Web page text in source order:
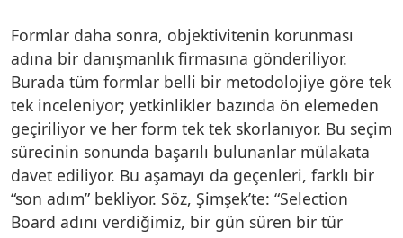
Formlar daha sonra, objektivitenin korunması
adına bir danışmanlık firmasına gönderiliyor.
Burada tüm formlar belli bir metodolojiye göre tek
tek inceleniyor; yetkinlikler bazında ön elemeden
geçiriliyor ve her form tek tek skorlanıyor. Bu seçim
sürecinin sonunda başarılı bulunanlar mülakata
davet ediliyor. Bu aşamayı da geçenleri, farklı bir
“son adım” bekliyor. Söz, Şimşek’te: “Selection
Board adını verdiğimiz, bir gün süren bir tür